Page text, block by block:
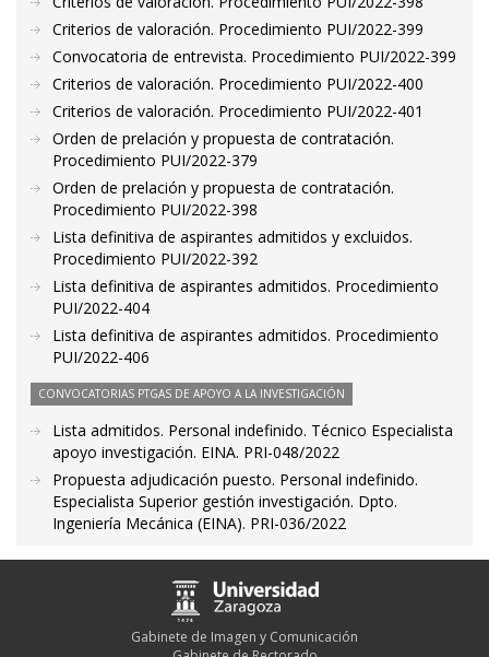
Criterios de valoración. Procedimiento PUI/2022-399
Convocatoria de entrevista. Procedimiento PUI/2022-399
Criterios de valoración. Procedimiento PUI/2022-400
Criterios de valoración. Procedimiento PUI/2022-401
Orden de prelación y propuesta de contratación.
Procedimiento PUI/2022-379
Orden de prelación y propuesta de contratación.
Procedimiento PUI/2022-398
Lista definitiva de aspirantes admitidos y excluidos.
Procedimiento PUI/2022-392
Lista definitiva de aspirantes admitidos. Procedimiento
PUI/2022-404
Lista definitiva de aspirantes admitidos. Procedimiento
PUI/2022-406
CONVOCATORIAS PTGAS DE APOYO A LA INVESTIGACIÓN
Lista admitidos. Personal indefinido. Técnico Especialista
apoyo investigación. EINA. PRI-048/2022
Propuesta adjudicación puesto. Personal indefinido.
Especialista Superior gestión investigación. Dpto.
Ingeniería Mecánica (EINA). PRI-036/2022
Gabinete de Imagen y Comunicación